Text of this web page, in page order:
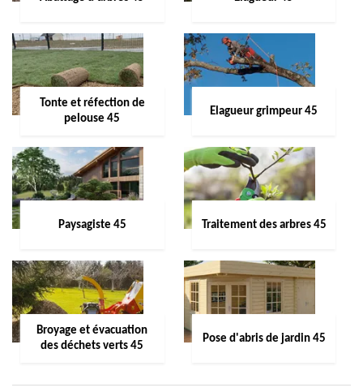
Tonte et réfection de
pelouse 45
Elagueur grimpeur 45
Paysagiste 45 Traitement des arbres 45
Broyage et évacuation
des déchets verts 45
Pose d'abris de jardin 45